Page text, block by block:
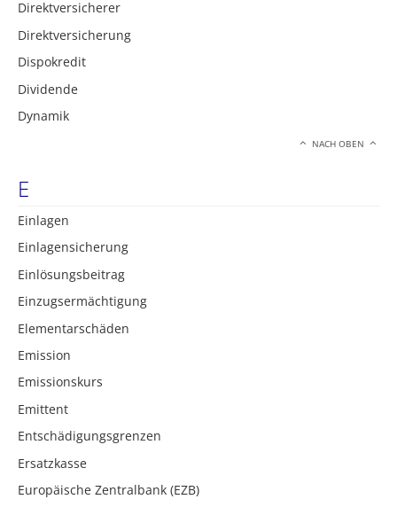
Direktversicherer
Direktversicherung
Dispokredit
Dividende
Dynamik
NACH OBEN
E
Einlagen
Einlagensicherung
Einlösungsbeitrag
Einzugsermächtigung
Elementarschäden
Emission
Emissionskurs
Emittent
Entschädigungsgrenzen
Ersatzkasse
Europäische Zentralbank (EZB)